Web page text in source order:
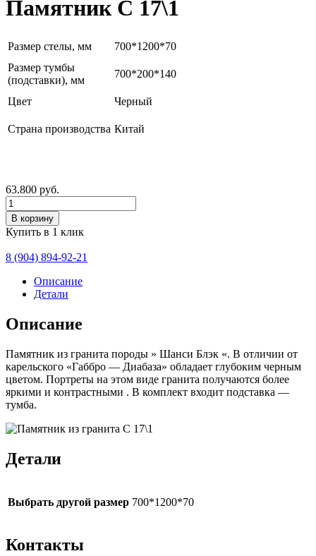
Памятник C 17\1
Размер стелы, мм
700*1200*70
Размер тумбы
(подставки), мм
700*200*140
Цвет Черный
Страна производства Китай
63.800 руб.
Количество
В корзину
Купить в 1 клик
8 (904) 894-92-21
Описание
Детали
Описание
Памятник из гранита породы » Шанси Блэк «. В отличии от
карельского «Габбро — Диабаза» обладает глубоким черным
цветом. Портреты на этом виде гранита получаются более
яркими и контрастными . В комплект входит подставка —
тумба.
Детали
Выбрать другой размер 700*1200*70
Контакты